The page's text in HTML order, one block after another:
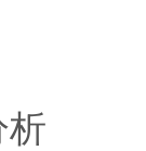
析